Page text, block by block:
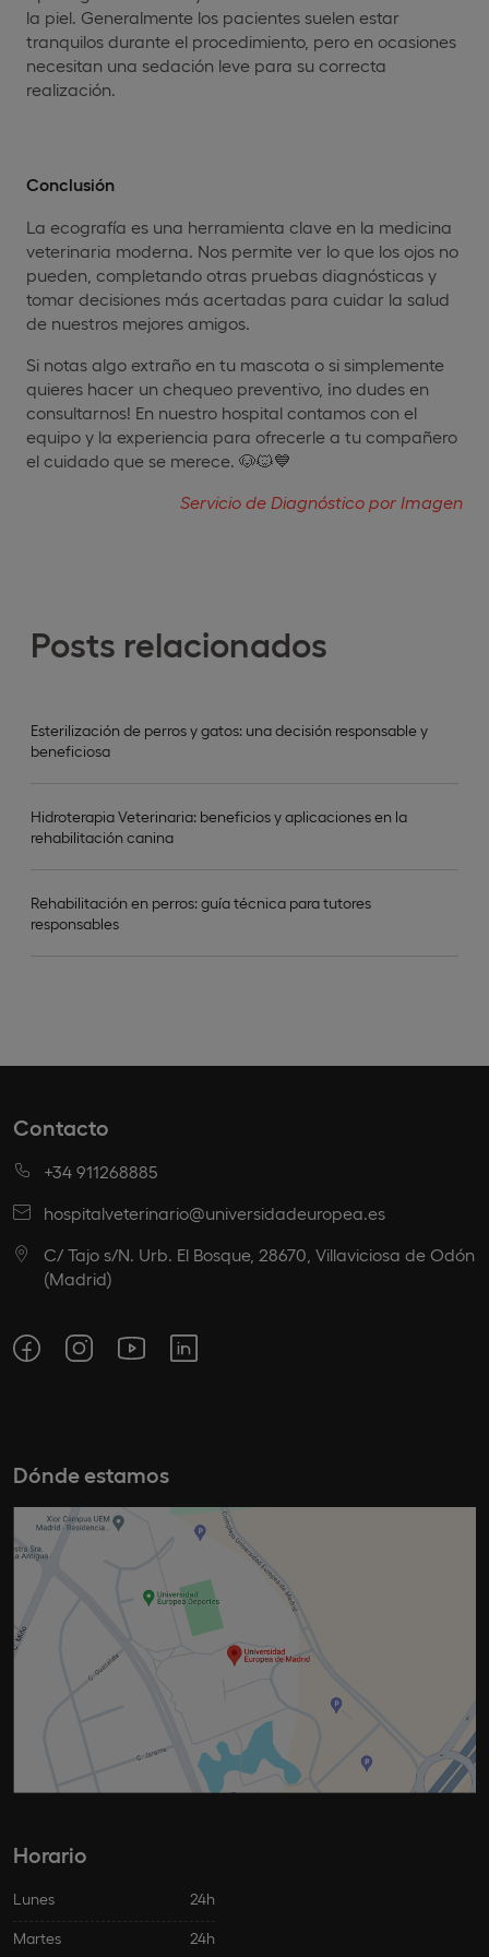
Posts relacionados
Esterilización de perros y gatos: una decisión responsable y
beneficiosa
Hidroterapia Veterinaria: beneficios y aplicaciones en la
rehabilitación canina
Rehabilitación en perros: guía técnica para tutores
responsables
la piel. Generalmente los pacientes suelen estar
tranquilos durante el procedimiento, pero en ocasiones
necesitan una sedación leve para su correcta
realización.
Conclusión
La ecografía es una herramienta clave en la medicina
veterinaria moderna. Nos permite ver lo que los ojos no
pueden, completando otras pruebas diagnósticas y
tomar decisiones más acertadas para cuidar la salud
de nuestros mejores amigos.
Si notas algo extraño en tu mascota o si simplemente
quieres hacer un chequeo preventivo, ¡no dudes en
consultarnos! En nuestro hospital contamos con el
equipo y la experiencia para ofrecerle a tu compañero
el cuidado que se merece. 🐶🐱💙
Servicio de Diagnóstico por Imagen
Contacto
+34 911268885
hospitalveterinario@universidadeuropea.es
C/ Tajo s/N. Urb. El Bosque, 28670, Villaviciosa de Odón
(Madrid)
Dónde estamos
Horario
Lunes 24h
Martes 24h